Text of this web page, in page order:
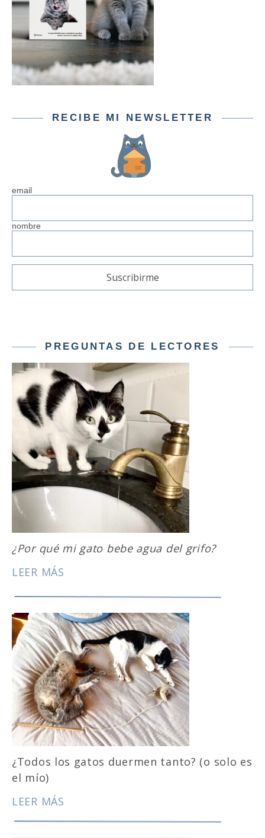
RECIBE MI NEWSLETTER
email
nombre
PREGUNTAS DE LECTORES
¿Por qué mi gato bebe agua del grifo?
LEER MÁS
¿Todos los gatos duermen tanto? (o solo es
el mío)
LEER MÁS